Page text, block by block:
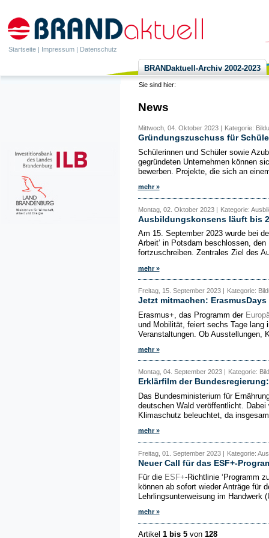
Startseite | Impressum | Datenschutz
BRANDaktuell-Archiv 2002-2023
Sie sind hier:
News
Mittwoch, 04. Oktober 2023 | Kategorie:
Gründungszuschuss für
Schülerinnen und Schüler sowie
gegründeten Unternehmen können
bewerben. Projekte, die sich an
mehr »
Montag, 02. Oktober 2023 | Kategorie:
Ausbildungskonsens läuft bis
Am 15. September 2023 wurde bei
Arbeit’ in Potsdam beschlossen,
fortzuschreiben. Zentrales Ziel des
mehr »
Freitag, 15. September 2023 | Kategorie:
Jetzt mitmachen:
Erasmus+, das Programm der
und Mobilität, feiert sechs Tage lang
Veranstaltungen. Ob Ausstellungen,
mehr »
Montag, 04. September 2023 | Kategorie:
Erklärfilm der
Das Bundesministerium für
deutschen Wald veröffentlicht.
Klimaschutz beleuchtet, da
mehr »
Freitag, 01. September 2023 | Kategorie:
Neuer Call für das ESF+-
Für die ESF+-Richtlinie ‘Programm
können ab sofort wieder Anträge für
Lehrlingsunterweisung im Handwerk
mehr »
Artikel 1 bis 5von 128